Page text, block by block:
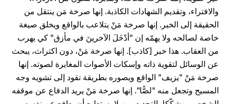
والافتراء، وتقديم الشهادات الكاذبة. إنها صرخة مَن ينتقل من
الحقيقة إلى الخبر. إنها صرخة مَنْ يتلاعب بالواقع ويخلق صيغة
خاصة لصالحه ولا يهمّه إن "أدْخَلَ الآخرينَ في مأزق" كي يهرب
من العقاب. هذا خبر [كاذب]. إنها صرخة مَنْ، دون اكتراث، يبحث
عن الوسائل لتقوية ذاته وإسكات الأصوات المغايرة لصوته. إنها
صرخة مَنْ "يزيف" الواقع ويصوره بطريقة تقود إلى تشويه وجه
المسيح وتجعل منه "لصًّا". إنها صرخة مَنْ يريد الدفاع عن موقفه